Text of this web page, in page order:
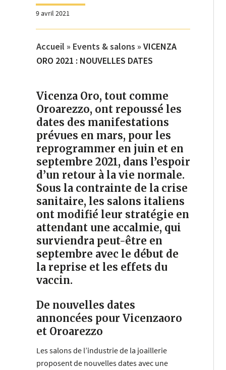
9 avril 2021
Accueil » Events & salons » VICENZA
ORO 2021 : NOUVELLES DATES
Vicenza Oro, tout comme
Oroarezzo, ont repoussé les
dates des manifestations
prévues en mars, pour les
reprogrammer en juin et en
septembre 2021, dans l’espoir
d’un retour à la vie normale.
Sous la contrainte de la crise
sanitaire, les salons italiens
ont modifié leur stratégie en
attendant une accalmie, qui
surviendra peut-être en
septembre avec le début de
la reprise et les effets du
vaccin.
De nouvelles dates
annoncées pour Vicenzaoro
et Oroarezzo
Les salons de l’industrie de la joaillerie
proposent de nouvelles dates avec une